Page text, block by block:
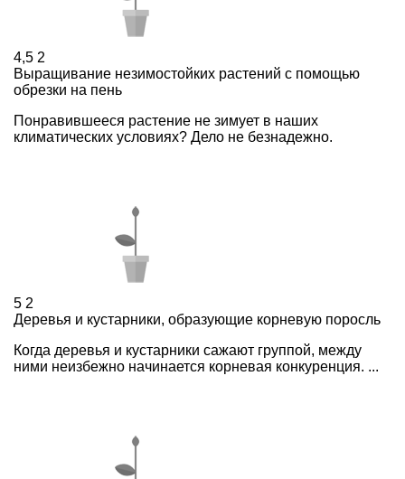
4,5 2
Выращивание незимостойких растений с помощью
обрезки на пень
Понравившееся растение не зимует в наших
климатических условиях? Дело не безнадежно.
5 2
Деревья и кустарники, образующие корневую поросль
Когда деревья и кустарники сажают группой, между
ними неизбежно начинается корневая конкуренция. ...